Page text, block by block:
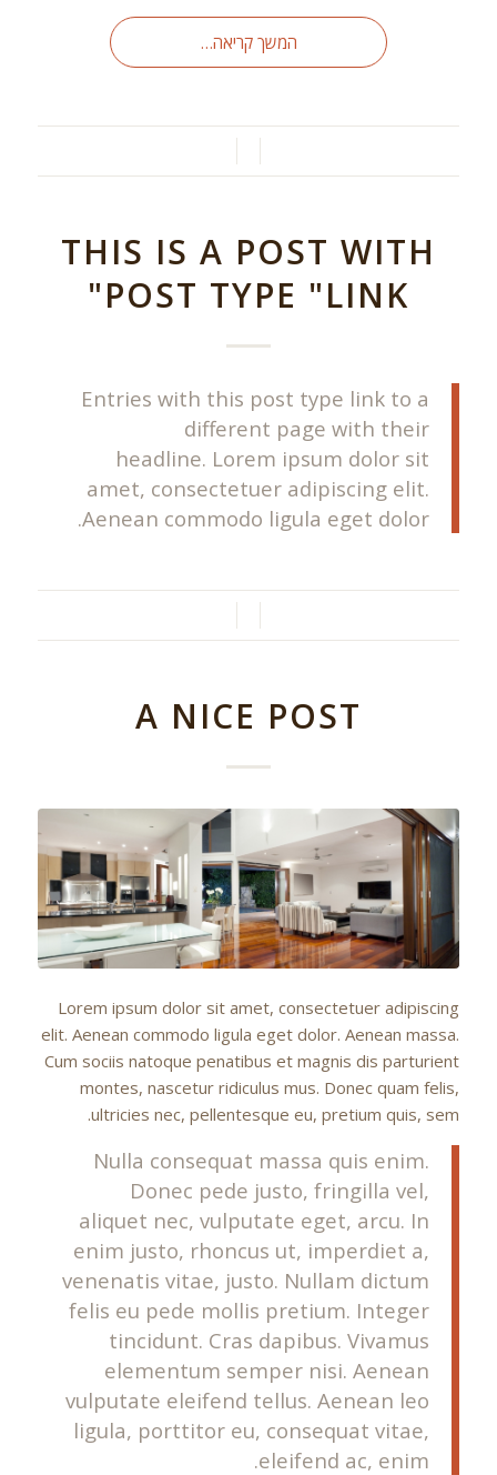
המשך קריאה…
THIS IS A POST WITH
POST TYPE "LINK"
Entries with this post type link to a
different page with their
headline. Lorem ipsum dolor sit
amet, consectetuer adipiscing elit.
Aenean commodo ligula eget dolor.
A NICE POST
Lorem ipsum dolor sit amet, consectetuer adipiscing
elit. Aenean commodo ligula eget dolor. Aenean massa.
Cum sociis natoque penatibus et magnis dis parturient
montes, nascetur ridiculus mus. Donec quam felis,
ultricies nec, pellentesque eu, pretium quis, sem.
Nulla consequat massa quis enim.
Donec pede justo, fringilla vel,
aliquet nec, vulputate eget, arcu. In
enim justo, rhoncus ut, imperdiet a,
venenatis vitae, justo. Nullam dictum
felis eu pede mollis pretium. Integer
tincidunt. Cras dapibus. Vivamus
elementum semper nisi. Aenean
vulputate eleifend tellus. Aenean leo
ligula, porttitor eu, consequat vitae,
eleifend ac, enim.